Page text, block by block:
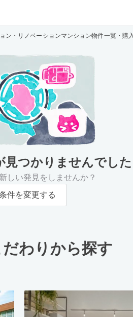
ン・リノベーションマンション物件一覧・購
見つかりませんでした
しい発見をしませんか？
件を変更する
わりから探す